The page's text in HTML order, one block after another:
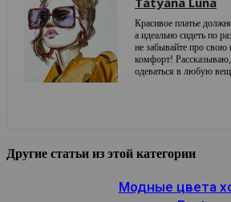
Красивое платье
а идеально сидеть по
не забывайте про свою
комфорт!
одеваться в любую
Другие статьи из этой категории
Модные цвета